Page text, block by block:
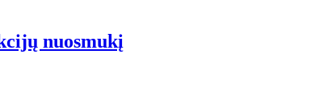
nuosmukį